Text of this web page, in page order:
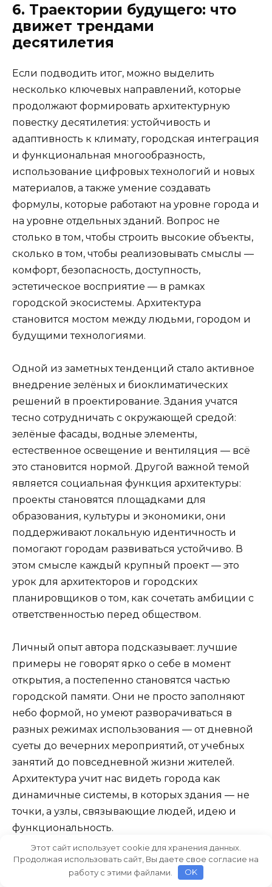
6. Траектории будущего: что
движет трендами
десятилетия
Если подводить итог, можно выделить
несколько ключевых направлений, которые
продолжают формировать архитектурную
повестку десятилетия: устойчивость и
адаптивность к климату, городская интеграция
и функциональная многообразность,
использование цифровых технологий и новых
материалов, а также умение создавать
формулы, которые работают на уровне города и
на уровне отдельных зданий. Вопрос не
столько в том, чтобы строить высокие объекты,
сколько в том, чтобы реализовывать смыслы —
комфорт, безопасность, доступность,
эстетическое восприятие — в рамках
городской экосистемы. Архитектура
становится мостом между людьми, городом и
будущими технологиями.
Одной из заметных тенденций стало активное
внедрение зелёных и биоклиматических
решений в проектирование. Здания учатся
тесно сотрудничать с окружающей средой:
зелёные фасады, водные элементы,
естественное освещение и вентиляция — всё
это становится нормой. Другой важной темой
является социальная функция архитектуры:
проекты становятся площадками для
образования, культуры и экономики, они
поддерживают локальную идентичность и
помогают городам развиваться устойчиво. В
этом смысле каждый крупный проект — это
урок для архитекторов и городских
планировщиков о том, как сочетать амбиции с
ответственностью перед обществом.
Личный опыт автора подсказывает: лучшие
примеры не говорят ярко о себе в момент
открытия, а постепенно становятся частью
городской памяти. Они не просто заполняют
небо формой, но умеют разворачиваться в
разных режимах использования — от дневной
суеты до вечерних мероприятий, от учебных
занятий до повседневной жизни жителей.
Архитектура учит нас видеть города как
динамичные системы, в которых здания — не
точки, а узлы, связывающие людей, идею и
функциональность.
Подводя итог, можно отметить, что мировые
архитектурные проекты, задающие тренды
Этот сайт использует cookie для хранения данных.
Продолжая использовать сайт, Вы даете свое согласие на
работу с этими файлами.
OK